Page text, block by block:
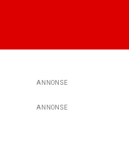
ANNONSE
ANNONSE